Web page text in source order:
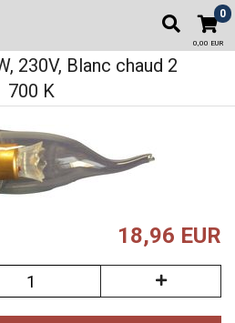
0
0,00 EUR
230V, Blanc chaud 2
700 K
18,96 EUR